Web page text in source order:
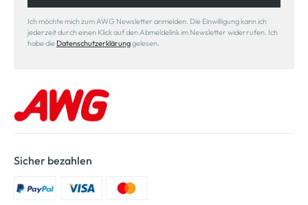
Ich möchte mich zum AWG Newsletter anmelden. Die Einwilligung kann ich
jederzeit durch einen Klick auf den Abmeldelink im Newsletter widerrufen. Ich
habe die Datenschutzerklärunggelesen.
Sicher bezahlen